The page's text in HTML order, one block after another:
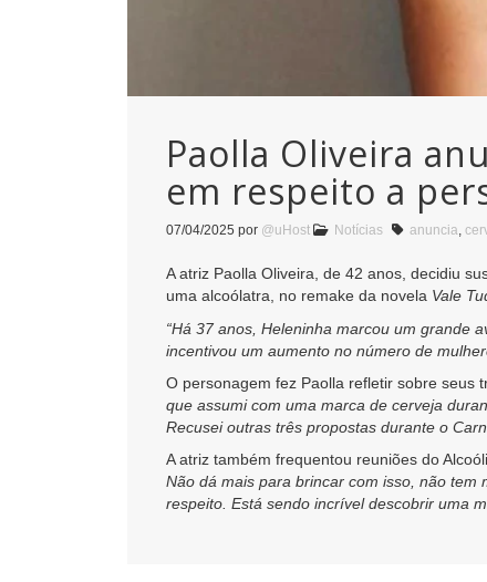
Paolla Oliveira
em respeito a
07/04/2025 por @uHost Notícias anuncia,
A atriz Paolla Oliveira, de 42 anos, decidiu
uma alcoólatra, no remake da novela Vale
“Há 37 anos, Heleninha marcou um grande
incentivou um aumento no número de
O personagem fez Paolla refletir sobre seus
que assumi com uma marca de cerveja
Recusei outras três propostas durante o
A atriz também frequentou reuniões do
Não dá mais para brincar com isso, não
respeito. Está sendo incrível descobrir uma